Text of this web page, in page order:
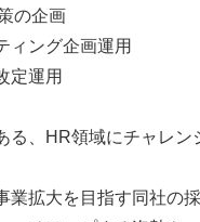
策の企画
ィング企画運用
定運用
る、HR領域にチャレン
業拡大を目指す同社の採